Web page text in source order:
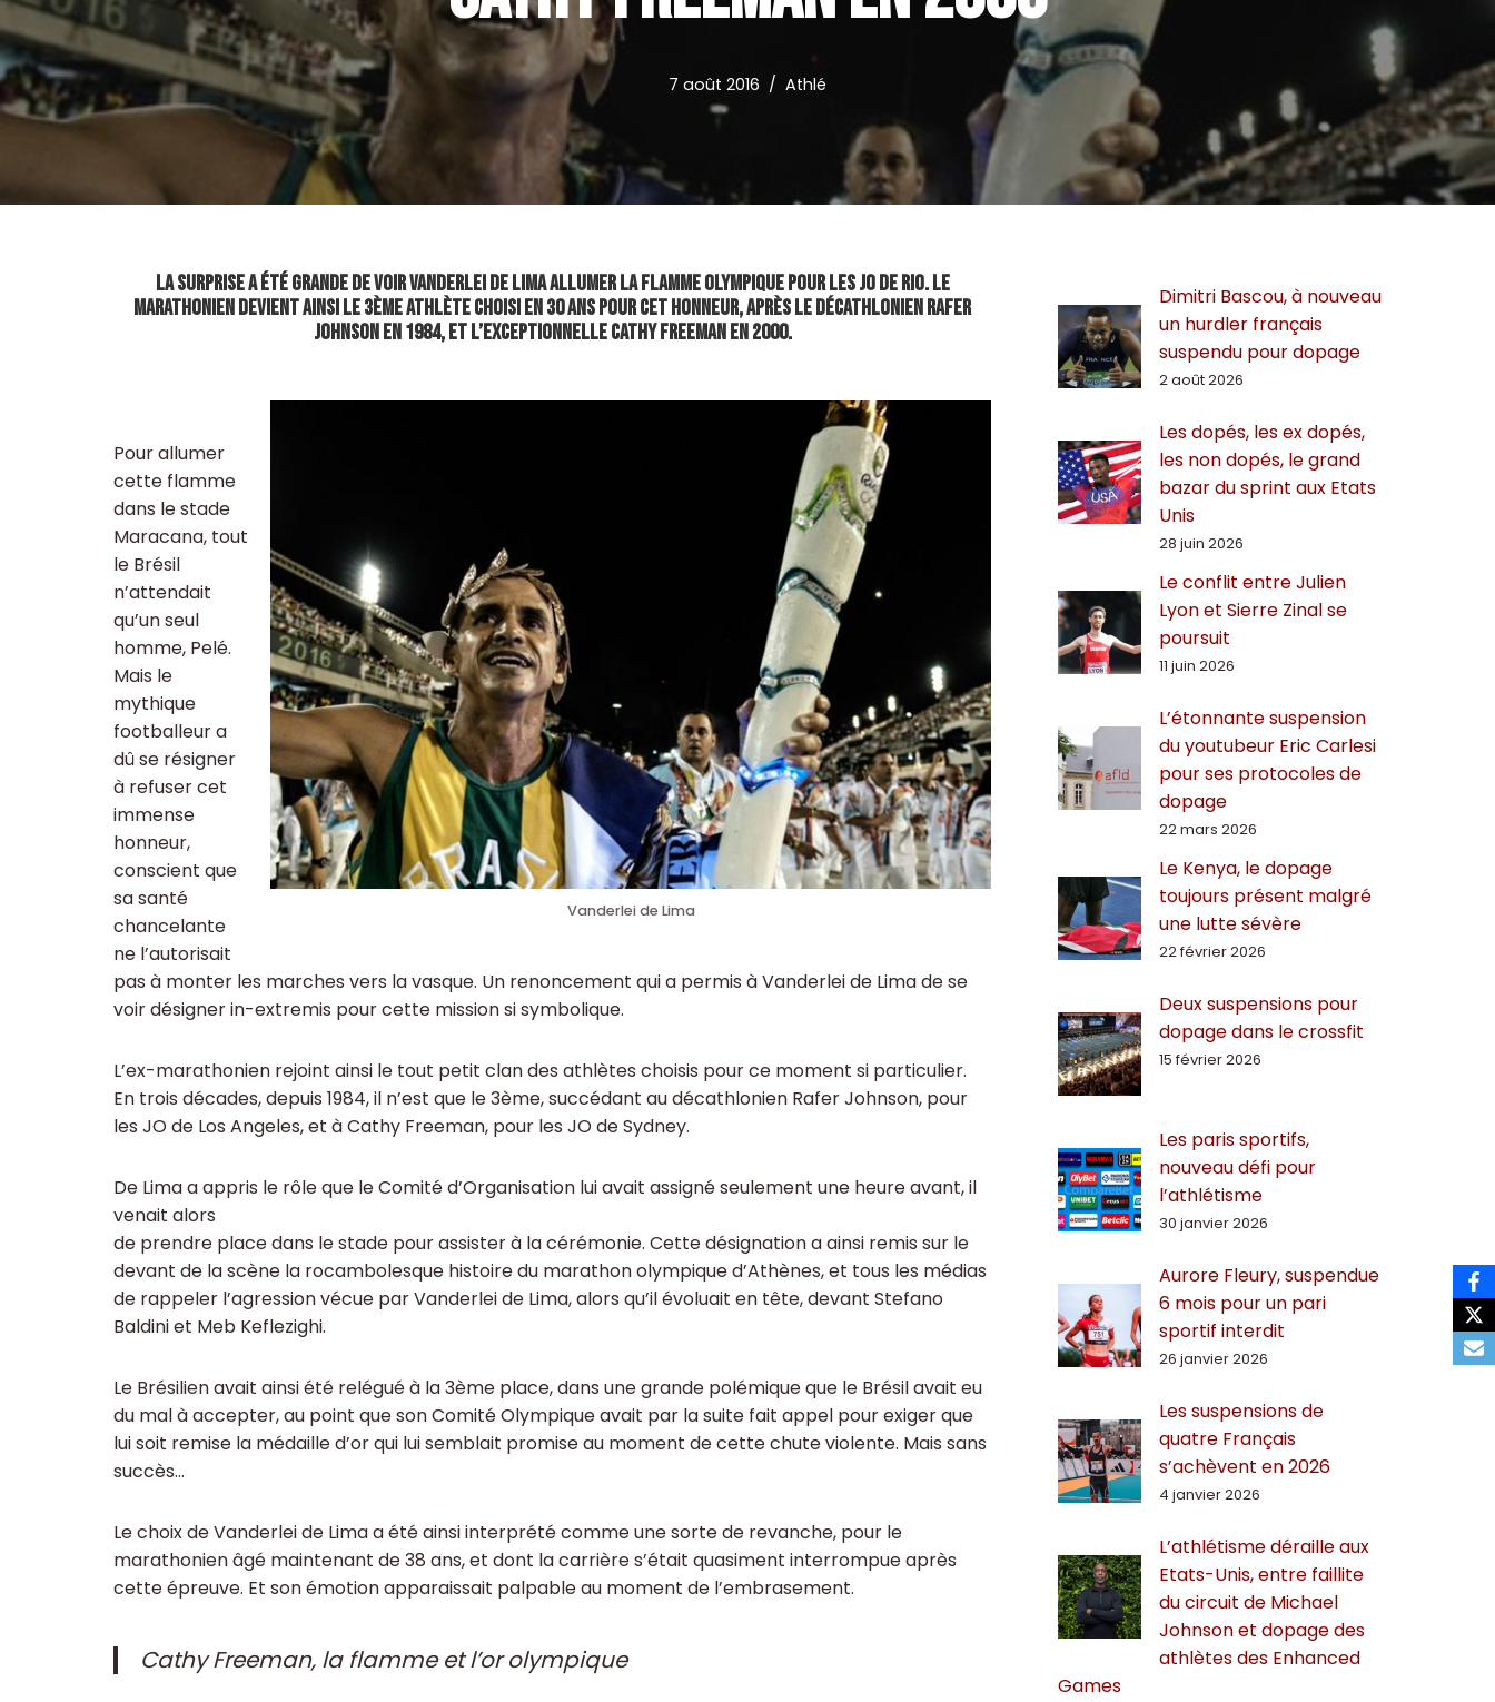
7 août 2016 Athlé
La surprise a été grande de voir Vanderlei de Lima allumer la flamme olympique pour les JO de Rio. Le
marathonien devient ainsi le 3ème athlète choisi en 30 ans pour cet honneur, après le décathlonien Rafer
Johnson en 1984, et l’exceptionnelle Cathy Freeman en 2000.
Vanderlei de Lima
Pour allumer
cette flamme
dans le stade
Maracana, tout
le Brésil
n’attendait
qu’un seul
homme, Pelé.
Mais le
mythique
footballeur a
dû se résigner
à refuser cet
immense
honneur,
conscient que
sa santé
chancelante
ne l’autorisait
pas à monter les marches vers la vasque. Un renoncement qui a permis à Vanderlei de Lima de se
voir désigner in-extremis pour cette mission si symbolique.
L’ex-marathonien rejoint ainsi le tout petit clan des athlètes choisis pour ce moment si particulier.
En trois décades, depuis 1984, il n’est que le 3ème, succédant au décathlonien Rafer Johnson, pour
les JO de Los Angeles, et à Cathy Freeman, pour les JO de Sydney.
De Lima a appris le rôle que le Comité d’Organisation lui avait assigné seulement une heure avant, il
venait alors
de prendre place dans le stade pour assister à la cérémonie. Cette désignation a ainsi remis sur le
devant de la scène la rocambolesque histoire du marathon olympique d’Athènes, et tous les médias
de rappeler l’agression vécue par Vanderlei de Lima, alors qu’il évoluait en tête, devant Stefano
Baldini et Meb Keflezighi.
Le Brésilien avait ainsi été relégué à la 3ème place, dans une grande polémique que le Brésil avait eu
du mal à accepter, au point que son Comité Olympique avait par la suite fait appel pour exiger que
lui soit remise la médaille d’or qui lui semblait promise au moment de cette chute violente. Mais sans
succès…
Le choix de Vanderlei de Lima a été ainsi interprété comme une sorte de revanche, pour le
marathonien âgé maintenant de 38 ans, et dont la carrière s’était quasiment interrompue après
cette épreuve. Et son émotion apparaissait palpable au moment de l’embrasement.
Cathy Freeman, la flamme et l’or olympique
Dimitri Bascou, à nouveau
un hurdler français
suspendu pour dopage
2 août 2026
Les dopés, les ex dopés,
les non dopés, le grand
bazar du sprint aux Etats
Unis
28 juin 2026
Le conflit entre Julien
Lyon et Sierre Zinal se
poursuit
11 juin 2026
L’étonnante suspension
du youtubeur Eric Carlesi
pour ses protocoles de
dopage
22 mars 2026
Le Kenya, le dopage
toujours présent malgré
une lutte sévère
22 février 2026
Deux suspensions pour
dopage dans le crossfit
15 février 2026
Les paris sportifs,
nouveau défi pour
l’athlétisme
30 janvier 2026
Aurore Fleury, suspendue
6 mois pour un pari
sportif interdit
26 janvier 2026
Les suspensions de
quatre Français
s’achèvent en 2026
4 janvier 2026
L’athlétisme déraille aux
Etats-Unis, entre faillite
du circuit de Michael
Johnson et dopage des
athlètes des Enhanced
Games